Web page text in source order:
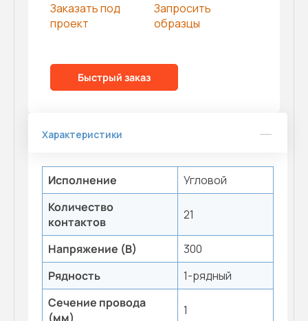
Заказать под
проект
Запросить
образцы
Быстрый заказ
Характеристики
Исполнение
Угловой
Количество
контактов
21
Напряжение (В)
300
Рядность
1-рядный
Сечение провода
(мм)
1